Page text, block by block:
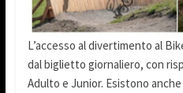
L’accesso al divertimento al
dal biglietto giornaliero, con
Adulto e Junior. Esistono